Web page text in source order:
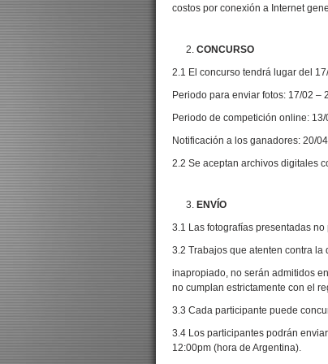
costos por conexión a Internet
CONCURSO
2.1 El concurso tendrá lugar del
Periodo para enviar fotos: 17/02 –
Periodo de competición online:
Notificación a los ganadores: 20/
2.2 Se aceptan archivos digitales
ENVÍO
3.1 Las fotografías presentadas
3.2 Trabajos que atenten contra
inapropiado, no serán admitidos
no cumplan estrictamente con el
3.3 Cada participante puede
3.4 Los participantes podrán
12:00pm (hora de Argentina).